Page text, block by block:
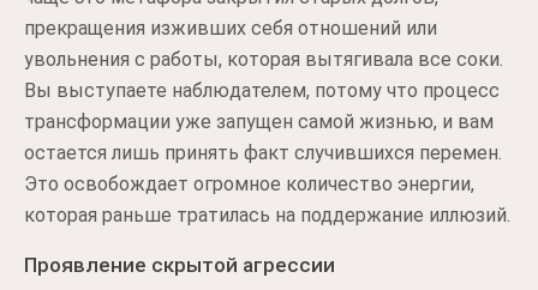
прекращения изживших себя отношений или
увольнения с работы, которая вытягивала все соки.
Вы выступаете наблюдателем, потому что процесс
трансформации уже запущен самой жизнью, и вам
остается лишь принять факт случившихся перемен.
Это освобождает огромное количество энергии,
которая раньше тратилась на поддержание иллюзий.
Проявление скрытой агрессии